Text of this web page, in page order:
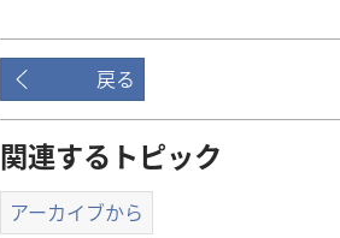
戻る
関連するトピック
アーカイブから